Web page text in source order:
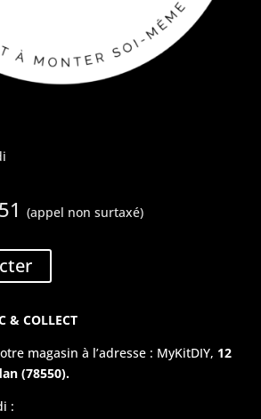
(appel non surtaxé)
& COLLECT
magasin à l’adresse : MyKitDIY, 12
(78550).
: